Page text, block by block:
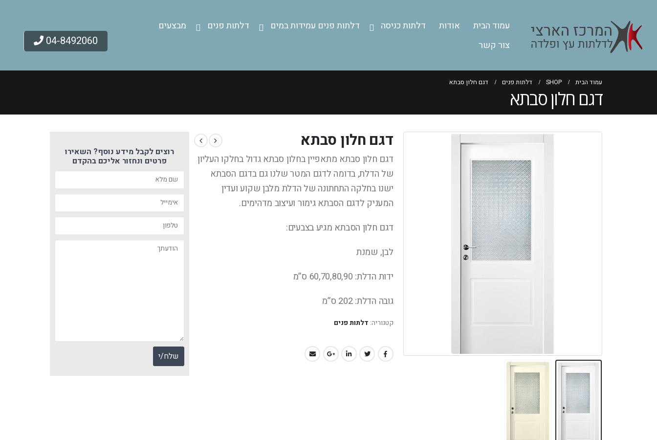
עמוד הבית אודות דלתות כניסה דלתות פנים עמידות במים דלתות פנים
מבצעים
צור קשר
04-8492060
עמוד הבית SHOP דלתות פנים דגם חלון סבתא
דגם חלון סבתא
דגם חלון סבתא
דגם חלון סבתא מתאפיין בחלון סבתא גדול בחלקו העליון
של הדלת, בדומה לדגם המטר שלנו גם בדגם הסבתא
ישנו בחלקה התחתונה של הדלת מלבן שקוע ועדין
המעניק לדגם הסבתא גימור ועיצוב מדהימים.
דגם חלון הסבתא מגיע בצבעים:
לבן, שמנת
ידות הדלת: 60,70,80,90 ס”מ
גובה הדלת: 202 ס”מ
קטגוריה: דלתות פנים
רוצים לקבל מידע נוסף? השאירו
פרטים ונחזור אליכם בהקדם